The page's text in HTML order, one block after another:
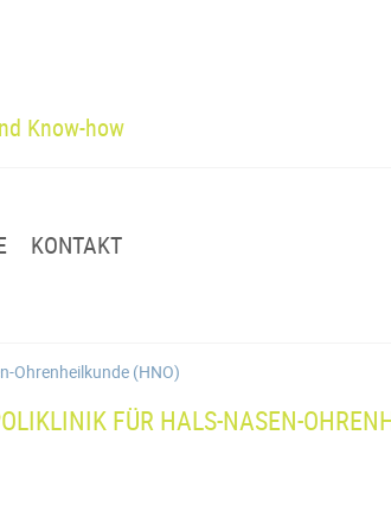
Know-how
KONTAKT
Ohrenheilkunde (HNO)
FÜR HALS-NASEN-